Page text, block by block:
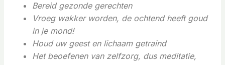
Bereid gezonde gerechten
Vroeg wakker worden, de ochtend heeft goud
in je mond!
Houd uw geest en lichaam getraind
Het beoefenen van zelfzorg, dus meditatie,